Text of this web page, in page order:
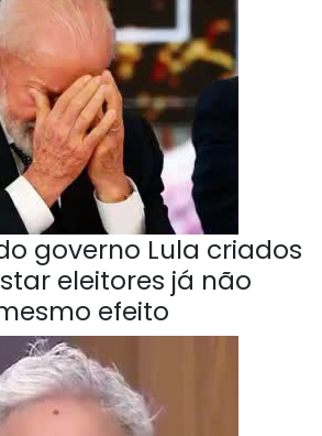
governo Lula criados
eleitores já não
efeito